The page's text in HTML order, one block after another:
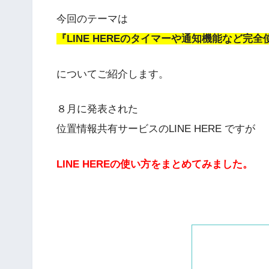
今回のテーマは
『LINE HEREのタイマーや通知機能など完全
についてご紹介します。
８月に発表された
位置情報共有サービスのLINE HERE ですが
LINE HEREの使い方をまとめてみました。